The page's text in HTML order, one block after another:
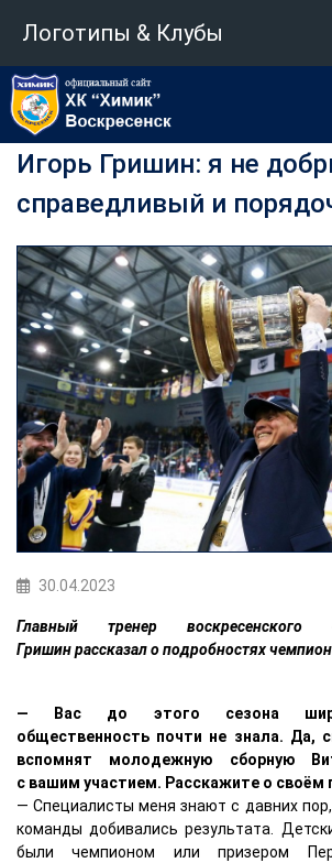
Логотипы & Клубы
Игорь Гришин: я не
справедливый и
30.04.2023
Главный тренер воскресенского
Гришин рассказал о подробностях
— Вас до этого сезона
общественность почти не знала. Да,
вспомнят молодежную сборную
с вашим участием. Расскажите о своём
— Специалисты меня знают с давних
команды добивались результата.
были чемпионом или призером